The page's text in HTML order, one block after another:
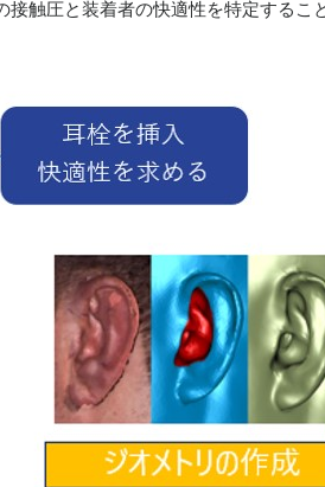
触圧と装着者の快適性を特定するこ